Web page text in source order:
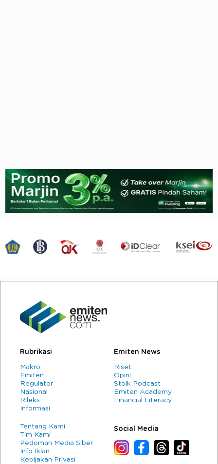
Rubrikasi
Makro
Emiten
Regulator
Nasional
Rileks
Informasi
Emiten News
Riset
Opini
Stolk Podcast
Emiten Academy
Financial Literacy
Tentang Kami
Tim Kami
Pedoman Media Siber
Info Iklan
Kebijakan Privasi
Social Media